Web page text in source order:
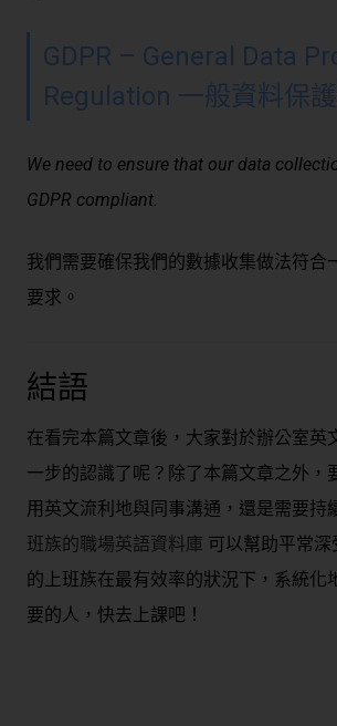
GDPR – General Data
Regulation 一般資料保
We need to ensure that our data
GDPR compliant.
我們需要確保我們的數據收集做法符合
要求。
結語
在看完本篇文章後，大家對於辦公室英
一步的認識了呢？除了本篇文章之外，
用 英文流利地與同事溝通，還是需要持
班族的職場英語資料庫 可以幫助平常
的上班族在最有效率的狀況下，系統化
要的人，快去上課吧！